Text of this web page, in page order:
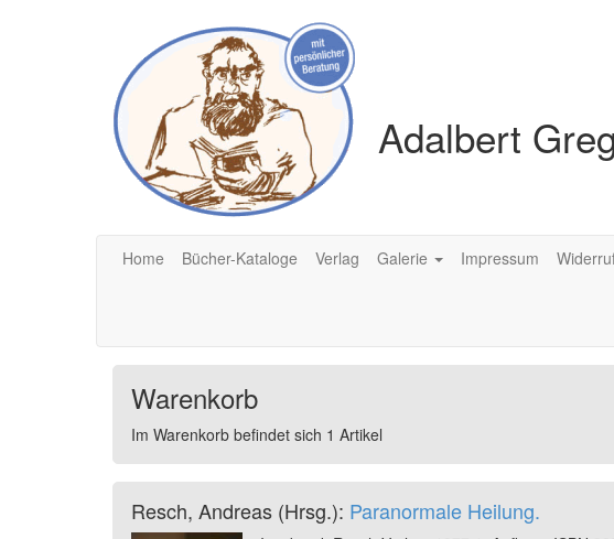
Adalbert
Home Bücher-Kataloge Verlag Galerie Impressum
Warenkorb
Im Warenkorb befindet sich 1 Artikel
Resch, Andreas (Hrsg.): Paranormale Heilung.